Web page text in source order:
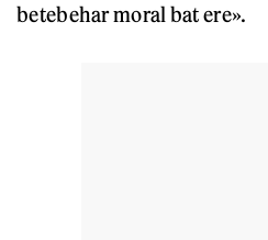
betebehar moral bat ere».